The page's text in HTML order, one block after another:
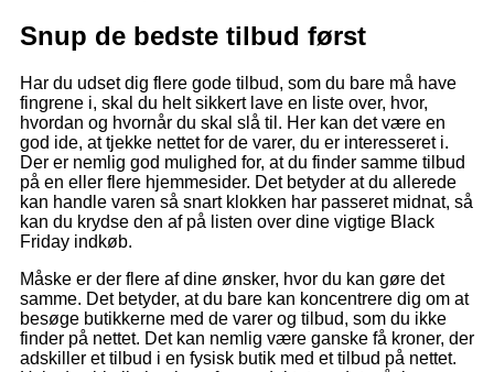
Snup de bedste tilbud først
Har du udset dig flere gode tilbud, som du bare må have
fingrene i, skal du helt sikkert lave en liste over, hvor,
hvordan og hvornår du skal slå til. Her kan det være en
god ide, at tjekke nettet for de varer, du er interesseret i.
Der er nemlig god mulighed for, at du finder samme tilbud
på en eller flere hjemmesider. Det betyder at du allerede
kan handle varen så snart klokken har passeret midnat, så
kan du krydse den af på listen over dine vigtige Black
Friday indkøb.
Måske er der flere af dine ønsker, hvor du kan gøre det
samme. Det betyder, at du bare kan koncentrere dig om at
besøge butikkerne med de varer og tilbud, som du ikke
finder på nettet. Det kan nemlig være ganske få kroner, der
adskiller et tilbud i en fysisk butik med et tilbud på nettet.